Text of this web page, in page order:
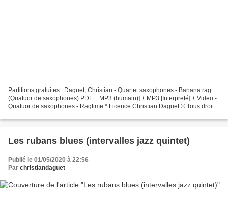
Partitions gratuites : Daguet, Christian - Quartet saxophones - Banana rag
(Quatuor de saxophones) PDF + MP3 (humain)] + MP3 [Interpreté] + Video -
Quatuor de saxophones - Ragtime * Licence Christian Daguet © Tous droits
Les rubans blues (intervalles jazz quintet)
Publié le 01/05/2020 à 22:56
Par christiandaguet